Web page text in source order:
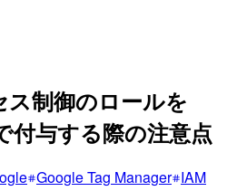
制御のロールを
与する際の注意点
Google Tag Manager IAM